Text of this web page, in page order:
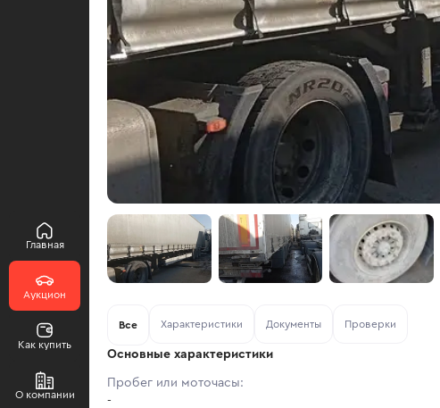
Главная
Аукцион
Как купить
О компании
Все Характеристики Документы Проверки
Основные характеристики
Пробег или моточасы:
-